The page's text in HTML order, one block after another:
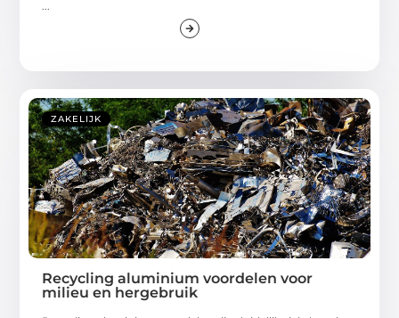
ZAKELIJK
Recycling aluminium voordelen voor
milieu en hergebruik